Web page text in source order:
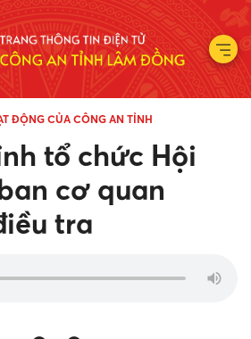
ĐỘNG CỦA CÔNG AN TỈNH
tổ chức Hội
cơ quan
tra